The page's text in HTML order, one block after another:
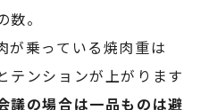
。
が乗っている焼肉重は
テンションが上がります
議の場合は一品ものは避